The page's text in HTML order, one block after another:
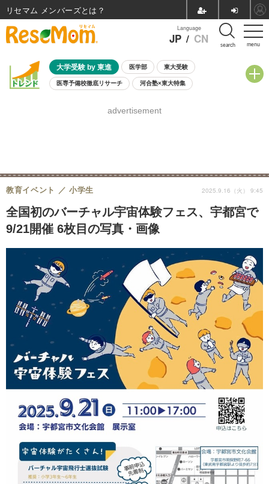
menu
Language
JP / CN search
大学受験 by 東進 医学部 東大受験
医専予備校徹底リサーチ 河合塾×東大特集
8月開催学校説明会・相談会
advertisement
全国初のバーチャル宇宙体験フェス、宇都宮で
9/21開催 6枚目の写真・画像
教育イベント 小学生 2025.9.16（火） 9:45
リセマム メンバーズ